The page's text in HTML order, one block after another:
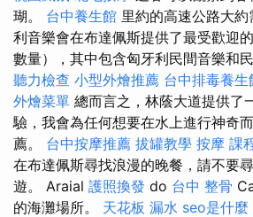
瑚。 台中養生館 里約的高速公路大
利音樂會在布達佩斯提供了最受歡迎
數量），其中包含匈牙利民間音樂和
聽力檢查 小型外燴推薦 台中排毒養生
外燴菜單 總而言之，林蔭大道提供了
驗，我會為任何想要在水上進行神奇
薦。 台中按摩推薦 拔罐教學 按摩 課
在布達佩斯尋找浪漫的晚餐，請不要
遊。 Araial 護照換發 do 台中 整骨
的海灘場所。 天花板 漏水 seo是什麼